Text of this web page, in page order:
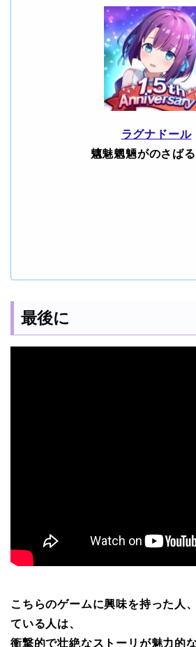
ラグナドール
魑魅魍魎がのさば
最後に
こちらのゲームに興味を持った人
ている人は、
衝撃的で壮絶なストーリが魅力的